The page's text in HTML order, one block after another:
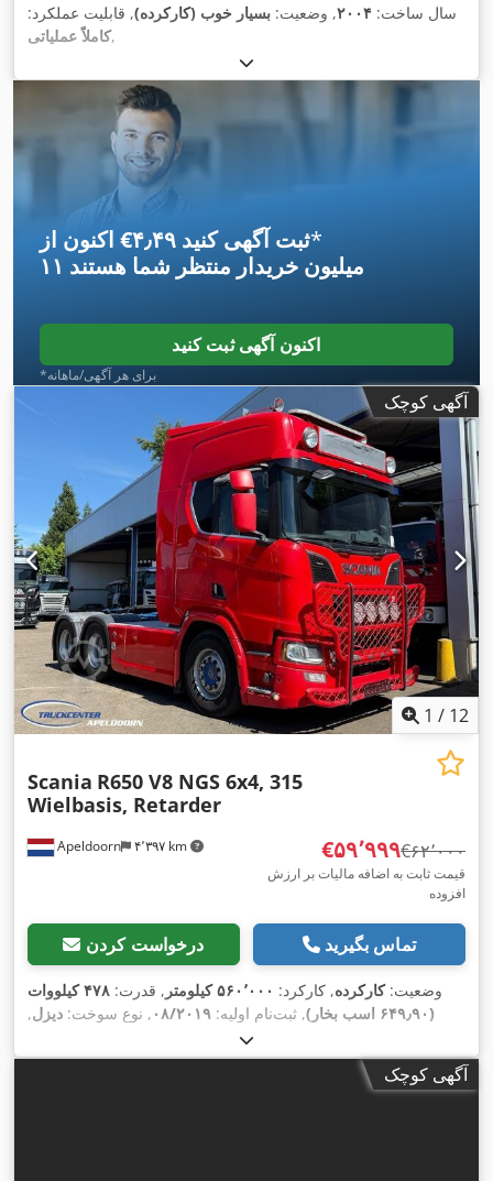
سال ساخت: ۲۰۰۴, وضعیت: بسیار خوب (کارکرده), قابلیت عملکرد:
کاملاً عملیاتی,
اکنون از ‎€۴٫۴۹ ثبت آگهی کنید*
۱۱ میلیون خریدار منتظر شما هستند
اکنون آگهی ثبت کنید
*برای هر آگهی/ماهانه
آگهی کوچک
1 / 12
Apeldoorn ۴٬۳۹۷ km
Scania R650 V8 NGS 6x4, 315
Wielbasis, Retarder
‎€۵۹٬۹۹۹ ‎€۶۲٬۰۰۰
قیمت ثابت به اضافه مالیات بر ارزش
افزوده
درخواست کردن تماس بگیرید
وضعیت:کارکرده, کارکرد: ۵۶۰٬۰۰۰ کیلومتر , قدرت:
۴۷۸ کیلووات
(۶۴۹٫۹۰ اسب بخار)
, ثبت‌نام اولیه: ۰۸/۲۰۱۹ , نوع سوخت: دیزل,
, رنگ:
راننده:کابین خواب, نوع چرخ‌دنده:خودکار, کلاس انتشار:یورو ۶ , سال
ساخت:
آگهی کوچک